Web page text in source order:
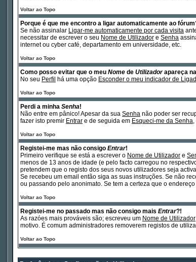
Voltar ao Topo
Porque é que me encontro a ligar automaticamente ao
Se não assinalar Ligar-me automaticamente por cada visita
necessitar de escrever o seu Nome de Utilizador e Senha
internet ou cyber café, departamento em universidade, etc.
Voltar ao Topo
Como posso evitar que o meu Nome de Utilizadorapareça
No seu Perfil há uma opção Esconder o meu indicador de
Voltar ao Topo
Perdi a minha Senha!
Não entre em pânico! Apesar da sua Senha não poder ser
fazer isto premir Entrar e de seguida em Esqueci-me da Senha
Voltar ao Topo
Registei-me mas não consigo Entrar!
Primeiro verifique se está a escrever o Nome de Utilizador e
menos de 13 anos de idade (e pelo facto carregou no
pretendem que o registo dos seus novos utilizadores seja
Se recebeu um email então siga as suas instruções. Se não
ou passando pelo anonimato. Se tem a certeza que o
Voltar ao Topo
Registei-me no passado mas não consigo mais Entrar?!
As razóes mais prováveis são; escreveu um Nome de Utilizador
motivo. É comum administradores removerem registos de
Voltar ao Topo